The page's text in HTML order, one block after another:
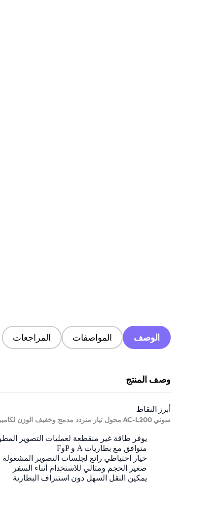
الوصف المواصفات المراجعات
وصف المنتج
أبرز النقاط
سوني AC-L200 محول تيار متردد مدمج وخفيف الوزن
يوفر طاقة غير منقطعة لعمليات التصوير
متوافق مع بطاريات A و PوF
خيار احتياطي رائع لجلسات التصوير المشغولة
صغير الحجم ومثالي للاستخدام أثناء السفر
يمكين النقل السهل دون استنزاف البطارية